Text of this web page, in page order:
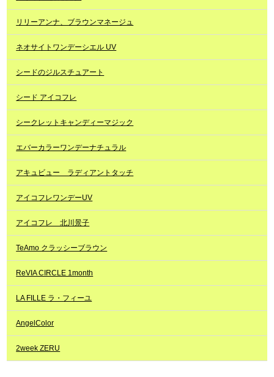
リリーアンナ、ブラウンマネージュ
ネオサイトワンデーシエル UV
シードのジルスチュアート
シード アイコフレ
シークレットキャンディーマジック
エバーカラーワンデーナチュラル
アキュビュー ラディアントタッチ
アイコフレワンデーUV
アイコフレ 北川景子
TeAmo クラッシーブラウン
ReVIA CIRCLE 1month
LA FILLE ラ・フィーユ
AngelColor
2week ZERU